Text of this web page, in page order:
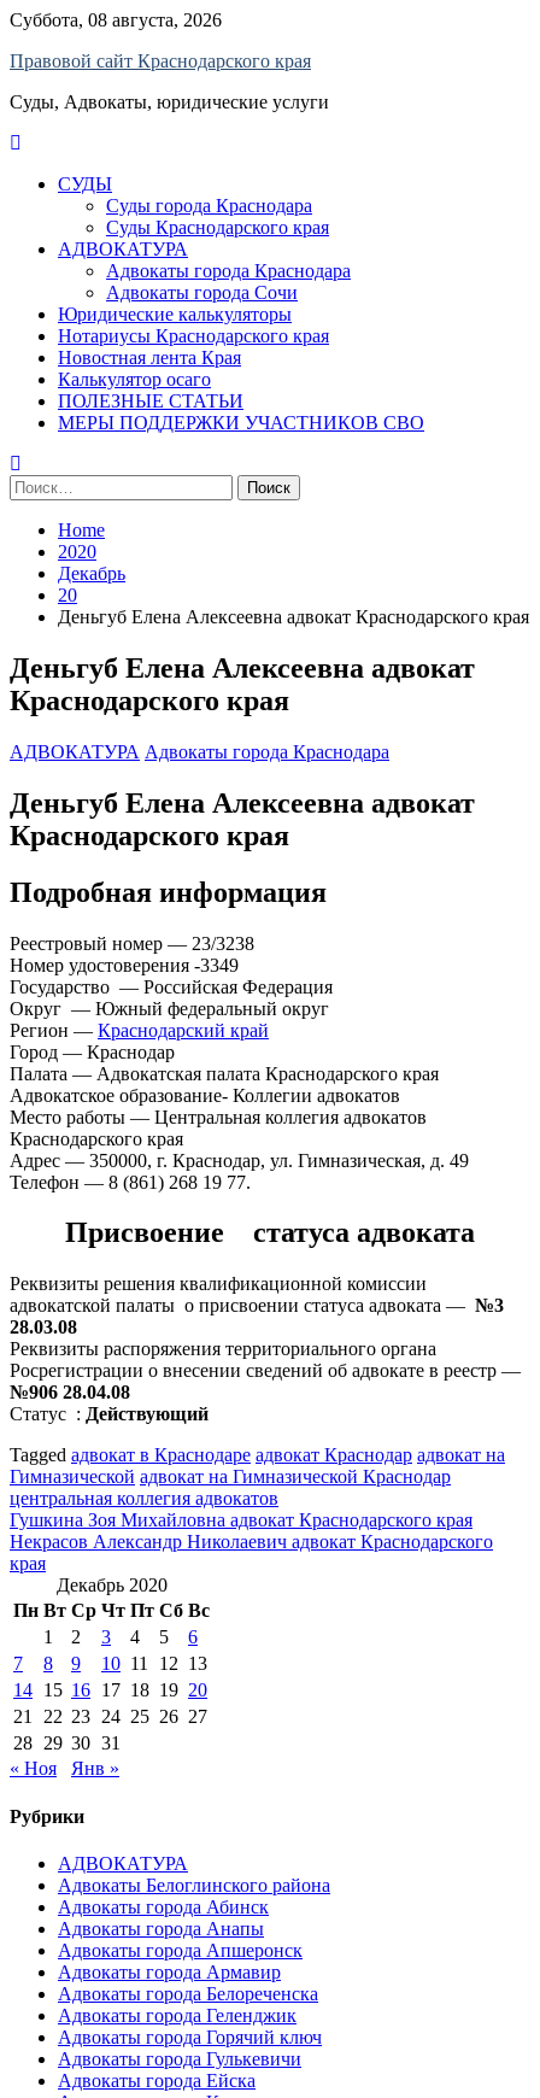
Skip
content
Суббота, 08 августа, 2026
Правовой сайт Краснодарского края
Суды, Адвокаты, юридические услуги
СУДЫ
Суды города Краснодара
Суды Краснодарского края
АДВОКАТУРА
Адвокаты города Краснодара
Адвокаты города Сочи
Юридические калькуляторы
Нотариусы Краснодарского края
Новостная лента Края
Калькулятор осаго
ПОЛЕЗНЫЕ СТАТЬИ
МЕРЫ ПОДДЕРЖКИ УЧАСТНИКОВ СВО
Найти:
Home
2020
Декабрь
20
Деньгуб Елена Алексеевна адвокат Краснодарского края
Деньгуб Елена Алексеевна адвокат
Краснодарского края
АДВОКАТУРА Адвокаты города Краснодара
Деньгуб Елена Алексеевна адвокат
Краснодарского края
Подробная информация
Реестровый номер — 23/3238
Номер удостоверения -3349
Государство — Российская Федерация
Округ — Южный федеральный округ
Регион — Краснодарский край
Город — Краснодар
Палата — Адвокатская палата Краснодарского края
Адвокатское образование- Коллегии адвокатов
Место работы — Центральная коллегия адвокатов
Краснодарского края
Адрес — 350000, г. Краснодар, ул. Гимназическая, д. 49
Телефон — 8 (861) 268 19 77.
Присвоение статуса адвоката
Реквизиты решения квалификационной комиссии
адвокатской палаты о присвоении статуса адвоката — №3
28.03.08
Реквизиты распоряжения территориального органа
Росрегистрации о внесении сведений об адвокате в реестр —
№906 28.04.08
Статус : Действующий
Tagged адвокат в Краснодаре адвокат Краснодар адвокат на
Гимназической адвокат на Гимназической Краснодар
центральная коллегия адвокатов
Навигация
по
записям
Гушкина Зоя Михайловна адвокат Краснодарского края
Некрасов Александр Николаевич адвокат Краснодарского
края
Декабрь 2020
Пн Вт Ср Чт Пт Сб Вс
1
2 3 4 5
6
7
8 9 10 11 12 13
14 15 16 17 18 19 20
21
22 23 24 25 26 27
28 29 30 31
« Ноя
Янв »
Рубрики
АДВОКАТУРА
Адвокаты Белоглинского района
Адвокаты города Абинск
Адвокаты города Анапы
Адвокаты города Апшеронск
Адвокаты города Армавир
Адвокаты города Белореченска
Адвокаты города Геленджик
Адвокаты города Горячий ключ
Адвокаты города Гулькевичи
Адвокаты города Ейска